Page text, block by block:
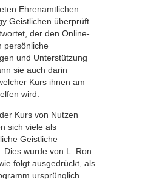
Ehrenamtlichen
Geistlichen überprüft
der den Online-
persönliche
und Unterstützung
sie auch darin
Kurs ihnen am
wird.
Kurs von Nutzen
sich viele als
Geistliche
Dies wurde von L. Ron
folgt ausgedrückt, als
ursprünglich